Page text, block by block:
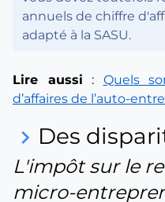
annuels de chiffre
adapté à la SASU.
Lire aussi :
Quels
d’affaires de l’auto-
keyboard_arrow_right Des
L'impôt sur le
micro-